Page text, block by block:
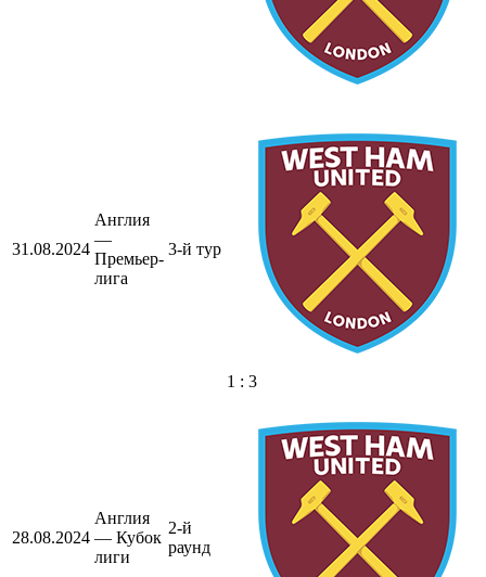
31.08.2024
Англия
—
Премьер-
лига
3-й тур
1 : 3
28.08.2024
Англия
— Кубок
лиги
2-й
раунд